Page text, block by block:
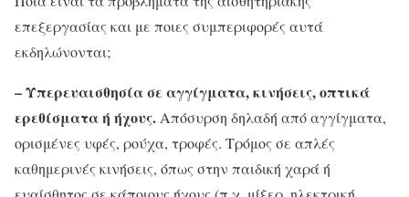
επεξεργασίας και με ποιες συμπεριφορές αυτά
εκδηλώνονται;
– Υπερευαισθησία σε αγγίγματα, κινήσεις, οπτικά
ερεθίσματα ή ήχους. Απόσυρση δηλαδή από αγγίγματα,
ορισμένες υφές, ρούχα, τροφές. Τρόμος σε απλές
καθημερινές κινήσεις, όπως στην παιδική χαρά ή